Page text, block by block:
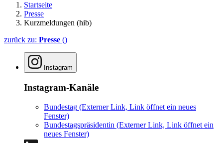
Startseite
Presse
Kurzmeldungen (hib)
zurück zu: Presse ()
Instagram
Instagram-Kanäle
Bundestag (Externer Link, Link öffnet ein neues
Fenster)
Bundestagspräsidentin (Externer Link, Link öffnet ein
neues Fenster)